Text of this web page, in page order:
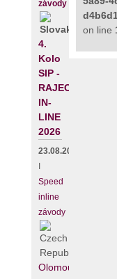
závody
4.
Kolo
SIP -
RAJECKÝ
IN-
LINE
2026
23.08.2026
Speed
inline
závody
Olomouc
on line